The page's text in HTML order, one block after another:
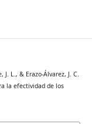
L., & Erazo-Álvarez, J. C.
la efectividad de los